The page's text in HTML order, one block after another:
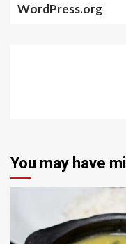
WordPress.org
You may have